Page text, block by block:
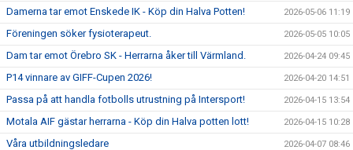
Damerna tar emot Enskede IK - Köp din Halva Potten! 2026-05-06 11:19
Föreningen söker fysioterapeut. 2026-05-05 10:05
Dam tar emot Örebro SK - Herrarna åker till Värmland. 2026-04-24 09:45
P14 vinnare av GIFF-Cupen 2026! 2026-04-20 14:51
Passa på att handla fotbolls utrustning på Intersport! 2026-04-15 13:54
Motala AIF gästar herrarna - Köp din Halva potten lott! 2026-04-15 10:28
Våra utbildningsledare 2026-04-07 08:46